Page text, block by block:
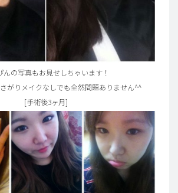
んの写真もお見せしちゃいます！
がりメイクなしでも全然問題ありません^^
[手術後3ヶ月]